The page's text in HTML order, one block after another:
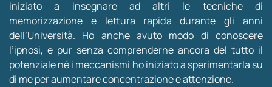
iniziato a insegnare ad altri le tecniche di
memorizzazione e lettura rapida durante gli anni
dell’Università. Ho anche avuto modo di conoscere
l’ipnosi, e pur senza comprenderne ancora del tutto il
potenziale né i meccanismi ho iniziato a sperimentarla su
di me per aumentare concentrazione e attenzione.